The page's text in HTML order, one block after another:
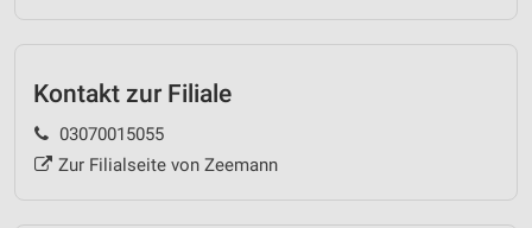
Kontakt zur Filiale
03070015055
Zur Filialseite von Zeemann